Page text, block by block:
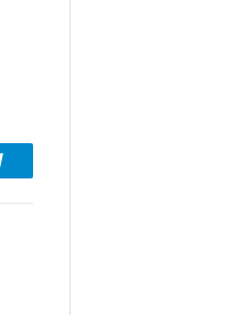
Telegram